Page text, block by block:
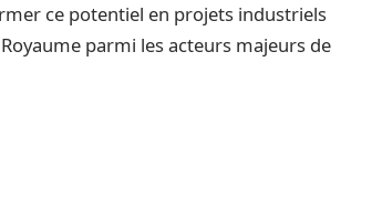
ce potentiel en projets industriels
parmi les acteurs majeurs de